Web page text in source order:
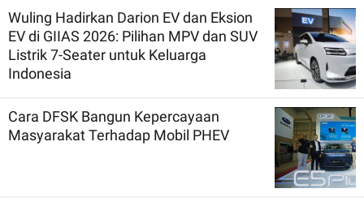
Wuling Hadirkan Darion EV dan Eksion
EV di GIIAS 2026: Pilihan MPV dan SUV
Listrik 7-Seater untuk Keluarga
Indonesia
Cara DFSK Bangun Kepercayaan
Masyarakat Terhadap Mobil PHEV